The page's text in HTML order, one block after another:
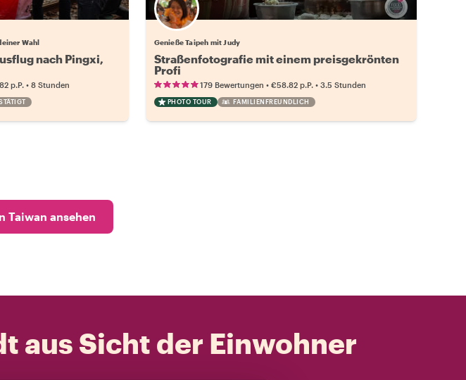
Wahl
nach Pingxi,
p.P. •8 Stunden
Genieße Taipeh mit Judy
Straßenfotografie mit einem preisgekrönten
Profi
179 Bewertungen • €58.82 p.P. • 3.5 Stunden
PHOTO TOUR FAMILIENFREUNDLICH
Taiwan ansehen
aus Sicht der Einwohner